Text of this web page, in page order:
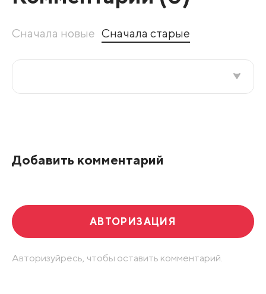
Сначала новые Сначала старые
Добавить комментарий
АВТОРИЗАЦИЯ
Авторизуйресь, чтобы оставить комментарий.